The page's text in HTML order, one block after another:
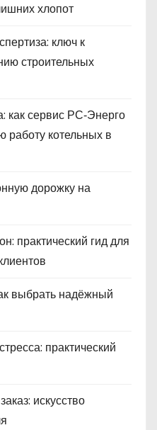
хлопот
ключ к
строительных
как сервис РС‑Энерго
работу котельных в
дорожку на
практический гид для
выбрать надёжный
практический
искусство